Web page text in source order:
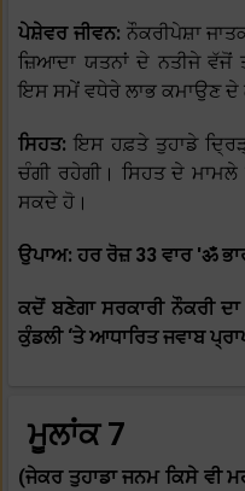
ਪੇਸ਼ੇਵਰ ਜੀਵਨ: ਨੌਕਰੀਪੇਸ਼ਾ
ਜ਼ਿਆਦਾ ਯਤਨਾਂ ਦੇ ਨਤੀਜੇ ਵੱਜੋਂ
ਇਸ ਸਮੇਂ ਵਧੇਰੇ ਲਾਭ ਕਮਾਉਣ
ਸਿਹਤ:ਇਸ ਹਫ਼ਤੇ ਤੁਹਾਡੇ
ਚੰਗੀ ਰਹੇਗੀ। ਸਿਹਤ ਦੇ
ਸਕਦੇ ਹੋ।
ਉਪਾਅ: ਹਰ ਰੋਜ਼ 33 ਵਾਰ 'ॐ
ਕਦੋਂ ਬਣੇਗਾ ਸਰਕਾਰੀ ਨੌਕਰੀ
ਕੁੰਡਲੀ ‘ਤੇ ਆਧਾਰਿਤ ਜਵਾਬ
ਮੂਲਾਂਕ 7
(ਜੇਕਰ ਤੁਹਾਡਾ ਜਨਮ ਕਿਸੇ ਵੀ